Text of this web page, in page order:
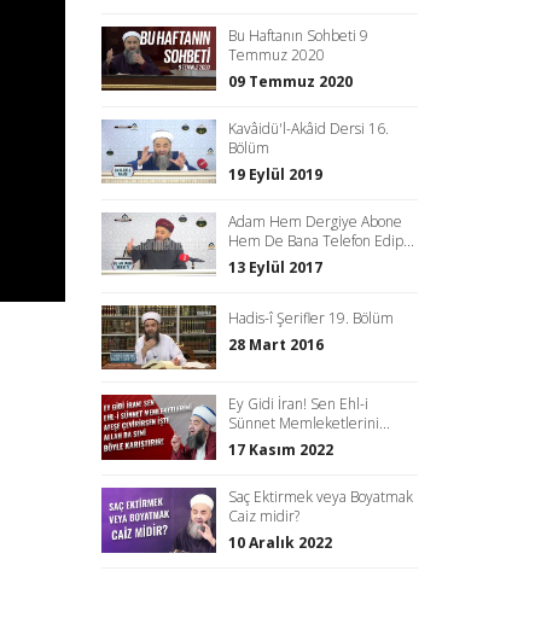
Bu Haftanın Sohbeti 9
Temmuz 2020
09 Temmuz 2020
Kavâidü'l-Akâid Dersi 16.
Bölüm
19 Eylül 2019
Adam Hem Dergiye Abone
Hem De Bana Telefon Edip...
13 Eylül 2017
Hadis-î Şerifler 19. Bölüm
28 Mart 2016
Ey Gidi İran! Sen Ehl-i
Sünnet Memleketlerini...
17 Kasım 2022
Saç Ektirmek veya Boyatmak
Caiz midir?
10 Aralık 2022